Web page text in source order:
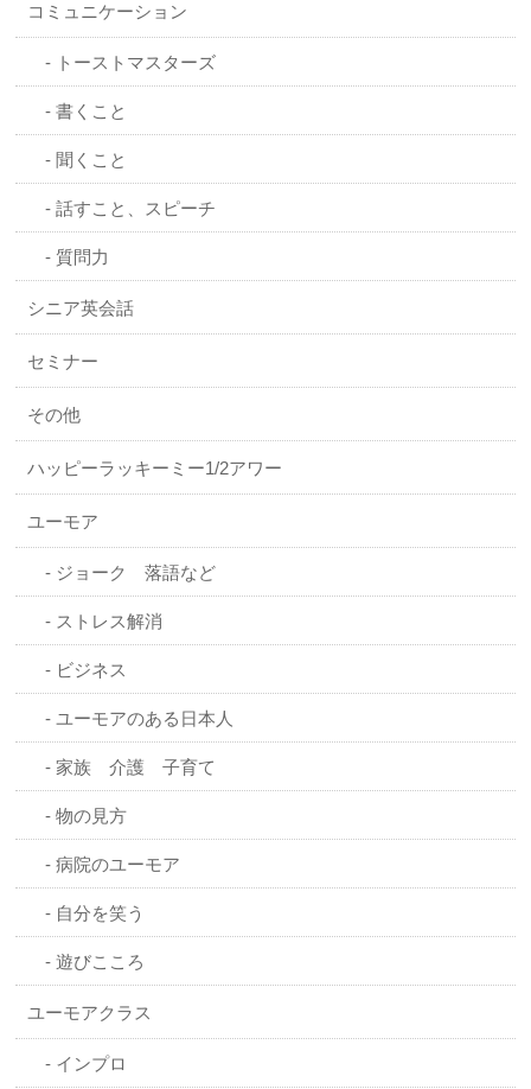
コミュニケーション
トーストマスターズ
書くこと
聞くこと
話すこと、スピーチ
質問力
シニア英会話
セミナー
その他
ハッピーラッキーミー1/2アワー
ユーモア
ジョーク 落語など
ストレス解消
ビジネス
ユーモアのある日本人
家族 介護 子育て
物の見方
病院のユーモア
自分を笑う
遊びこころ
ユーモアクラス
インプロ